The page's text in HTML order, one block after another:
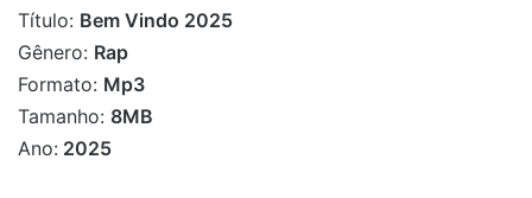
Título: Bem Vindo 2025
Gênero: Rap
Formato: Mp3
Tamanho: 8MB
Ano: 2025